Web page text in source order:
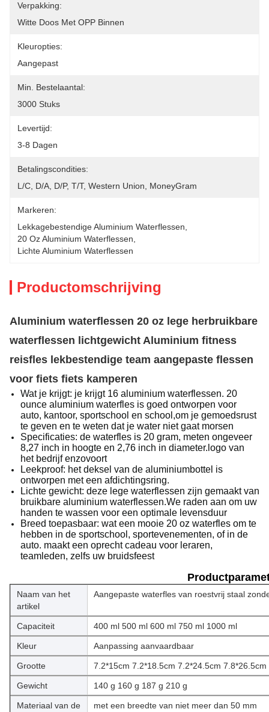
Verpakking:
Witte Doos Met OPP Binnen
Kleuropties:
Aangepast
Min. Bestelaantal:
3000 Stuks
Levertijd:
3-8 Dagen
Betalingscondities:
L/C, D/A, D/P, T/T, Western Union, MoneyGram
Markeren:
Lekkagebestendige Aluminium Waterflessen
20 Oz Aluminium Waterflessen
Lichte Aluminium Waterflessen
Productomschrijving
Aluminium waterflessen 20 oz lege herbruikbare
waterflessen lichtgewicht Aluminium fitness
reisfles lekbestendige team aangepaste flessen
voor fiets fiets kamperen
Wat je krijgt: je krijgt 16 aluminium waterflessen. 20
ounce aluminium waterfles is goed ontworpen voor
auto, kantoor, sportschool en school,om je gemoedsrust
te geven en te weten dat je water niet gaat morsen
Specificaties: de waterfles is 20 gram, meten ongeveer
8,27 inch in hoogte en 2,76 inch in diameter.logo van
het bedrijf enzovoort
Leekproof: het deksel van de aluminiumbottel is
ontworpen met een afdichtingsring.
Lichte gewicht: deze lege waterflessen zijn gemaakt van
bruikbare aluminium waterflessen.We raden aan om uw
handen te wassen voor een optimale levensduur
Breed toepasbaar: wat een mooie 20 oz waterfles om te
hebben in de sportschool, sportevenementen, of in de
auto. maakt een oprecht cadeau voor leraren,
teamleden, zelfs uw bruidsfeest
Naam van het
artikel
Aangepaste waterfles van roestvrij staal
Capaciteit 400 ml 500 ml 600 ml 750 ml 1000 ml
Kleur Aanpassing aanvaardbaar
Grootte 7.2*15cm 7.2*18.5cm 7.2*24.5cm 7.8*26.5cm
Gewicht 140 g 160 g 187 g 210 g
Materiaal van de met een breedte van niet meer dan 50 mm